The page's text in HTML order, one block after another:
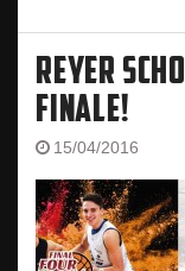
REYER
FINALE!
15/04/2016